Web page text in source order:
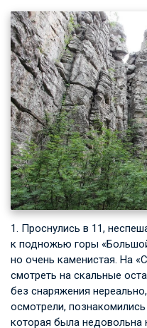
1. Проснулись в 11,
к подножью горы
но очень каменистая. На
смотреть на скальные
без снаряжения
осмотрели,
которая была недовольна